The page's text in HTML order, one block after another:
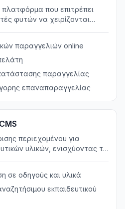
πλατφόρμα που επιτρέπει
φυτών να χειρίζονται
παραγγελιών online
παραγγελίας
επαναπαραγγελίας
περιεχομένου για
υλικών, ενισχύοντας τη
σε οδηγούς και υλικά
εκπαιδευτικού